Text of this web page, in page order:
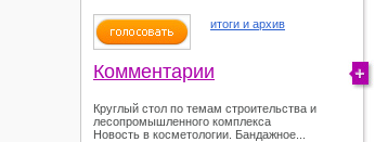
итоги и архив
Комментарии
Круглый стол по темам строительства и
лесопромышленного комплекса
Новость в косметологии. Бандажное...